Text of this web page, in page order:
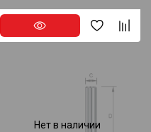
Нет в наличии